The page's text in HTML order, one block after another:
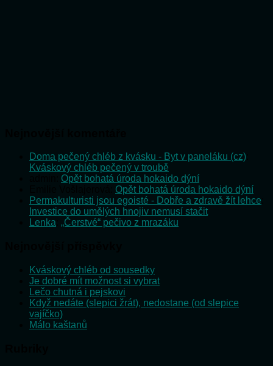
Doma pečený chléb z kvásku - Byt v paneláku (cz)
Kváskový chléb pečený v troubě
Opět bohatá úroda hokaido dýní
Opět bohatá úroda hokaido dýní
Permakulturisti jsou egoisté - Dobře a zdravě žít lehce
Investice do umělých hnojiv nemusí stačit
Lenka „Čerstvé“ pečivo z mrazáku
Kváskový chléb od sousedky
Je dobré mít možnost si vybrat
Lečo chutná i pejskovi
Když nedáte (slepici žrát), nedostane (od slepice
vajíčko)
Málo kaštanů